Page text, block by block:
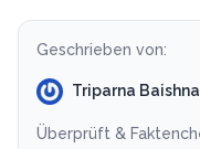
Geschrieben von:
Triparna
Überprüft &